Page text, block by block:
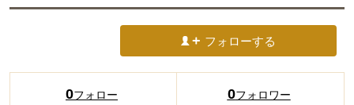
フォローする
0フォロー 0フォロワー